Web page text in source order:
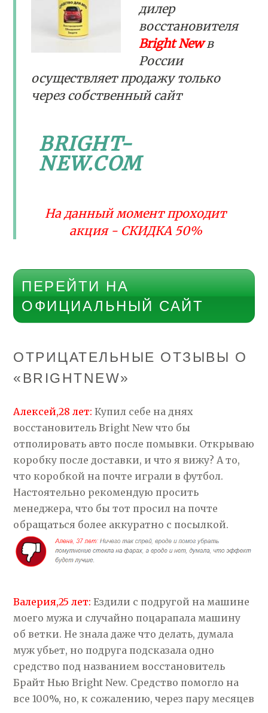
дилер
восстановителя
Bright Newв
России
осуществляет продажу только
через собственный сайт
BRIGHT-
NEW.COM
На данный момент проходит
акция - СКИДКА 50%
ПЕРЕЙТИ НА
ОФИЦИАЛЬНЫЙ САЙТ
ОТРИЦАТЕЛЬНЫЕ ОТЗЫВЫ О
«BRIGHTNEW»
Алексей,28 лет: Купил себе на днях
восстановитель Bright New что бы
отполировать авто после помывки. Открываю
коробку после доставки, и что я вижу? А то,
что коробкой на почте играли в футбол.
Настоятельно рекомендую просить
менеджера, что бы тот просил на почте
обращаться более аккуратно с посылкой.
Валерия,25 лет: Ездили с подругой на машине
моего мужа и случайно поцарапала машину
об ветки. Не знала даже что делать, думала
муж убьет, но подруга подсказала одно
средство под названием восстановитель
Брайт Нью Bright New. Средство помогло на
все 100%, но, к сожалению, через пару месяцев